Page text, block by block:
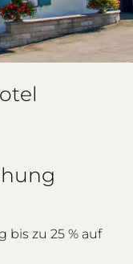
bis zu 25 % auf